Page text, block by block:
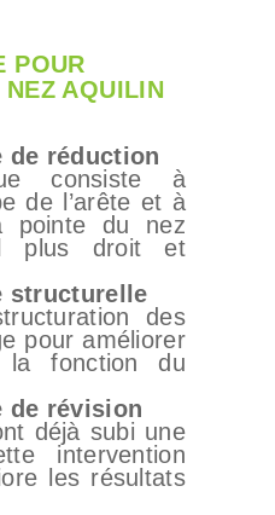
POUR
AQUILIN
de réduction
consiste à
de l’arête et à
pointe du nez
plus droit et
structurelle
des
pour améliorer
la fonction du
de révision
déjà subi une
intervention
les résultats